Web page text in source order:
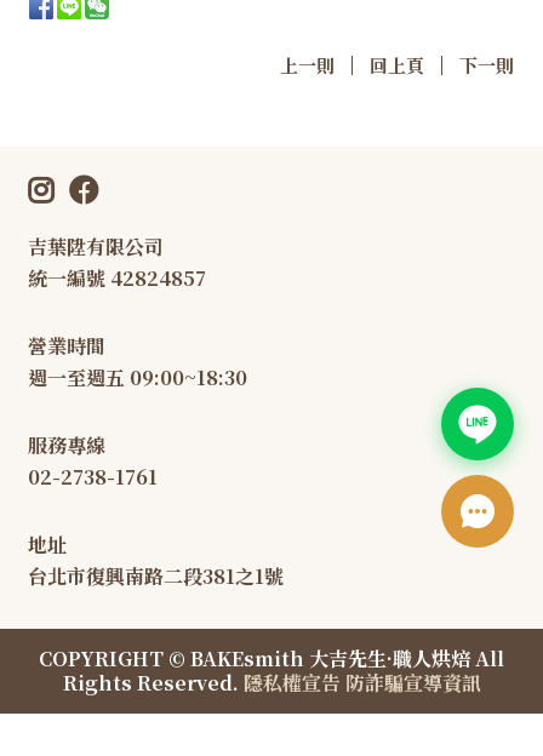
上一則 | 回上頁 |下一則
吉葉陞有限公司
統一編號 42824857
營業時間
週一至週五 09:00~18:30
服務專線
02-2738-1761
地址
台北市復興南路二段381之1號
COPYRIGHT © BAKEsmith 大吉先生·職人烘焙 All
Rights Reserved. 隱私權宣告 防詐騙宣導資訊